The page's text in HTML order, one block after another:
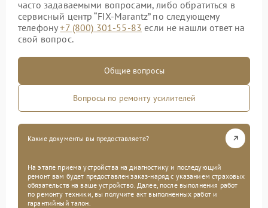
часто задаваемыми вопросами, либо обратиться в
сервисный центр “FIX-Marantz” по следующему
телефону+7 (800) 301-55-83 если не нашли ответ на
свой вопрос.
Общие вопросы
Вопросы по ремонту усилителей
Какие документы вы предоставляете?
На этапе приема устройства на диагностику и последующий
ремонт вам будет предоставлен заказ-наряд с указанием страховых
обязательств на ваше устройство. Далее, после выполнения работ
по ремонту техники, вы получите акт выполненных работ и
гарантийный талон.